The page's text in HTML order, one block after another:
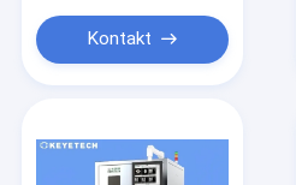
Kontakt